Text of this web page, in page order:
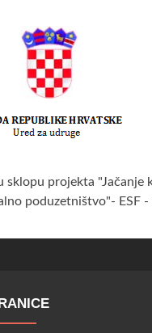
sklopu projekta "Jačanje
poduzetništvo"- ESF